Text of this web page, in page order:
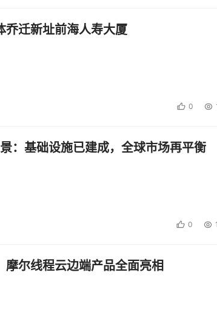
乔迁新址前海人寿大厦
0
：基础设施已建成，全球市场再平衡
0
摩尔线程云边端产品全面亮相